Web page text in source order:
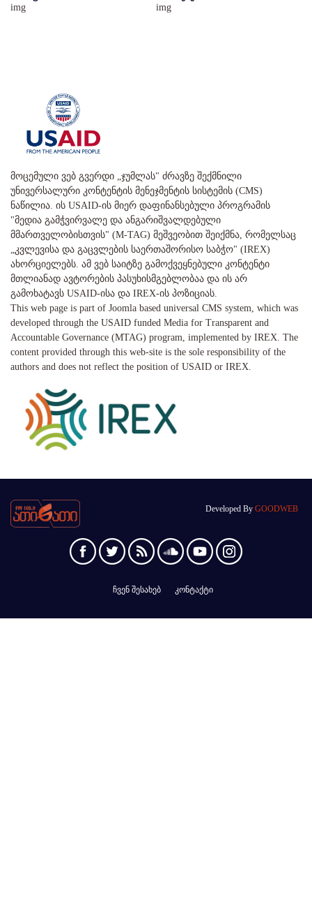
მოცემული ვებ გვერდი „ჯუმლას" ძრავზე შექმნილი
უნივერსალური კონტენტის მენეჯმენტის სისტემის (CMS)
ნაწილია. ის USAID-ის მიერ დაფინანსებული პროგრამის
"მედია გამჭვირვალე და ანგარიშვალდებული
მმართველობისთვის" (M-TAG) მეშვეობით შეიქმნა, რომელსაც
„კვლევისა და გაცვლების საერთაშორისო საბჭო" (IREX)
ახორციელებს. ამ ვებ საიტზე გამოქვეყნებული კონტენტი
მთლიანად ავტორების პასუხისმგებლობაა და ის არ
გამოხატავს USAID-ისა და IREX-ის პოზიციას.
This web page is part of Joomla based universal CMS system, which was
developed through the USAID funded Media for Transparent and
Accountable Governance (MTAG) program, implemented by IREX. The
content provided through this web-site is the sole responsibility of the
authors and does not reflect the position of USAID or IREX.
Developed By GOODWEB
ჩვენ შესახებ კონტაქტი